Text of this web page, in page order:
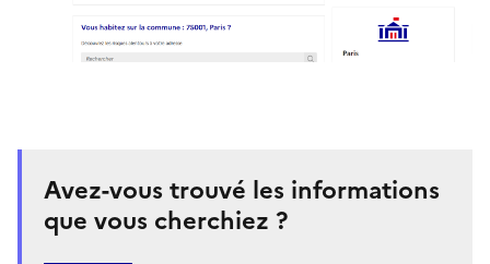
Avez-vous trouvé les informations
que vous cherchiez ?